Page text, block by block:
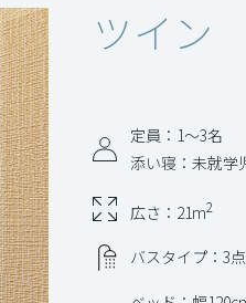
ツイン
定員：1～3名
添い寝：未就学
広さ：21m2
バスタイプ：3